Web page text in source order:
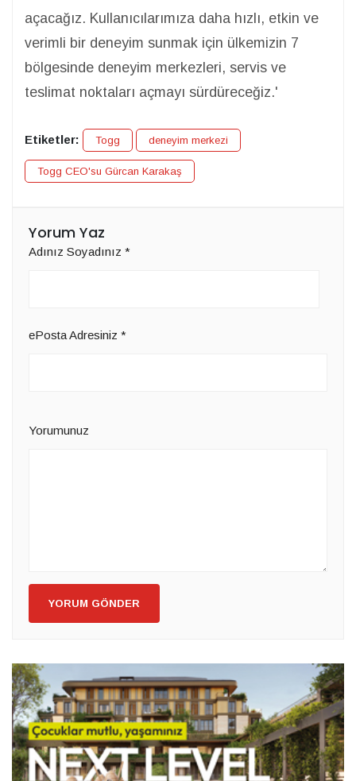
açacağız. Kullanıcılarımıza daha hızlı, etkin ve
verimli bir deneyim sunmak için ülkemizin 7
bölgesinde deneyim merkezleri, servis ve
teslimat noktaları açmayı sürdüreceğiz.'
Etiketler: Togg deneyim merkezi
Togg CEO'su Gürcan Karakaş
Yorum Yaz
Adınız Soyadınız *
ePosta Adresiniz *
Yorumunuz
YORUM GÖNDER